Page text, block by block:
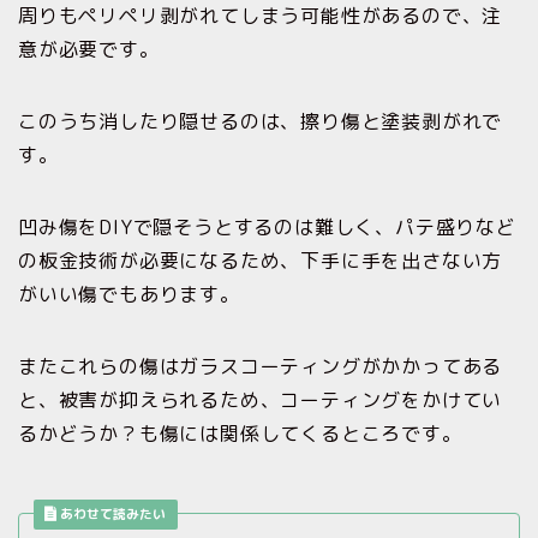
周りもペリペリ剥がれてしまう可能性があるので、注
意が必要です。
このうち消したり隠せるのは、擦り傷と塗装剥がれで
す。
凹み傷をDIYで隠そうとするのは難しく、パテ盛りなど
の板金技術が必要になるため、下手に手を出さない方
がいい傷でもあります。
またこれらの傷はガラスコーティングがかかってある
と、被害が抑えられるため、コーティングをかけてい
るかどうか？も傷には関係してくるところです。